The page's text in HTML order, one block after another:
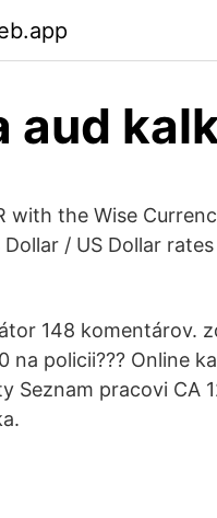
aud
with the Wise
/ US Dollar
148 komentárov.
na policii??? Online
Seznam pracovi CA